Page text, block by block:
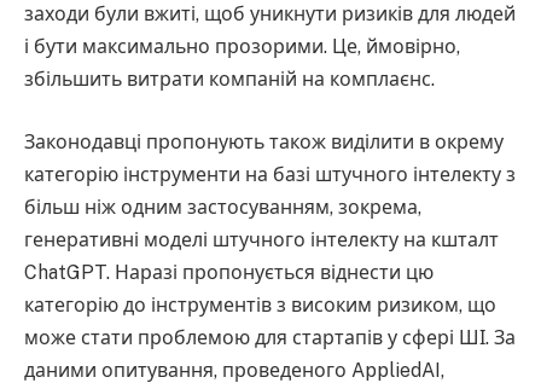
заходи були вжиті, щоб уникнути ризиків для людей
і бути максимально прозорими. Це, ймовірно,
збільшить витрати компаній на комплаєнс.
Законодавці пропонують також виділити в окрему
категорію інструменти на базі штучного інтелекту з
більш ніж одним застосуванням, зокрема,
генеративні моделі штучного інтелекту на кшталт
ChatGPT. Наразі пропонується віднести цю
категорію до інструментів з високим ризиком, що
може стати проблемою для стартапів у сфері ШІ. За
даними опитування, проведеного AppliedAI,